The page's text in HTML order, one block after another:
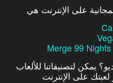
على الإنترنت هي
Merge 99
يمكن لتصنيفاتنا للألعاب
على الإنترنت